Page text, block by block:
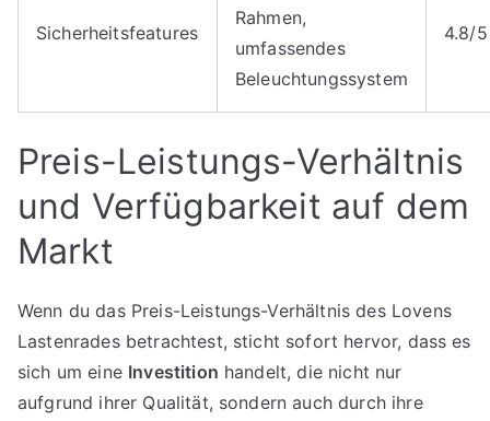
Sicherheitsfeatures
Rahmen,
umfassendes
Beleuchtungssystem
4.8/5
Preis-Leistungs-Verhältnis
und Verfügbarkeit auf dem
Markt
Wenn du das Preis-Leistungs-Verhältnis des Lovens
Lastenrades betrachtest, sticht sofort hervor, dass es
sich um eine Investition handelt, die nicht nur
aufgrund ihrer Qualität, sondern auch durch ihre